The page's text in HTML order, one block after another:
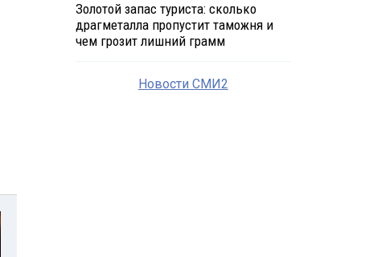
Золотой запас туриста: сколько
драгметалла пропустит таможня и
чем грозит лишний грамм
Новости СМИ2